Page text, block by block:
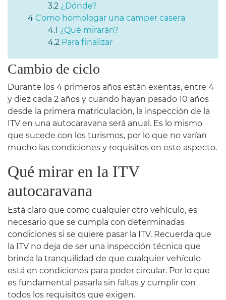
¿Dónde?
Como homologar una camper casera
¿Qué mirarán?
Para finalizar
Cambio de ciclo
Durante los 4 primeros años están exentas, entre 4
y diez cada 2 años y cuando hayan pasado 10 años
desde la primera matriculación, la inspección de la
ITV en una autocaravana será anual. Es lo mismo
que sucede con los turismos, por lo que no varían
mucho las condiciones y requisitos en este aspecto.
Qué mirar en la ITV
autocaravana
Está claro que como cualquier otro vehículo, es
necesario que se cumpla con determinadas
condiciones si se quiere pasar la ITV. Recuerda que
la ITV no deja de ser una inspección técnica que
brinda la tranquilidad de que cualquier vehículo
está en condiciones para poder circular. Por lo que
es fundamental pasarla sin faltas y cumplir con
todos los requisitos que exigen.